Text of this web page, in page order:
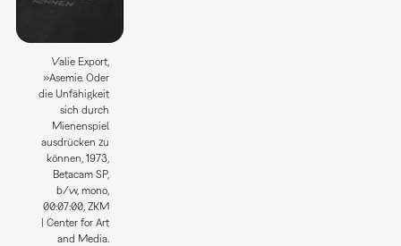
Valie Export,
»Asemie. Oder
die Unfähigkeit
sich durch
Mienenspiel
ausdrücken zu
können, 1973,
Betacam SP,
b/w, mono,
00:07:00, ZKM
| Center for Art
and Media.